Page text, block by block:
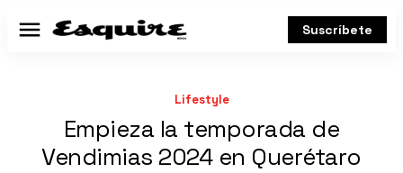
Menú Suscríbete
Lifestyle
Empieza la temporada de
Vendimias 2024 en Querétaro